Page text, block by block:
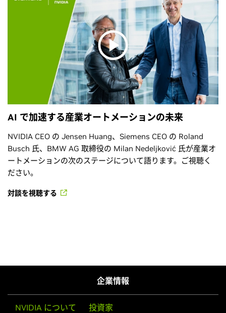
AI で加速する産業オートメーションの未来
NVIDIA CEO の Jensen Huang、Siemens CEO の Roland
Busch 氏、BMW AG 取締役の Milan Nedeljković 氏が産業オ
ートメーションの次のステージについて語ります。ご視聴く
ださい。
対談を視聴する
企業情報
NVIDIA について 投資家